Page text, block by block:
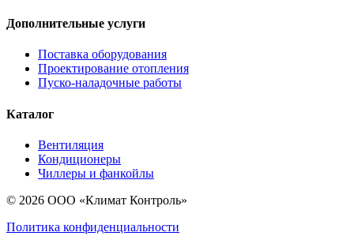
Дополнительные услуги
Поставка оборудования
Проектирование отопления
Пуско-наладочные работы
Каталог
Вентиляция
Кондиционеры
Чиллеры и фанкойлы
© 2026 ООО «Климат Контроль»
Политика конфиденциальности